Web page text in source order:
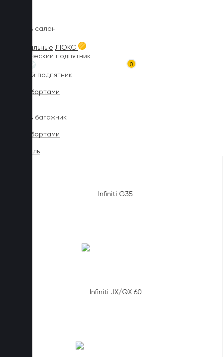
0
Коврики в салон
3D текстильные ЛЮКС
Металлический подпятник
Резиновый подпятник
3D Eva с бортами
Коврики в багажник
3D Eva с бортами
3D Текстиль
Главная Каталог товаров